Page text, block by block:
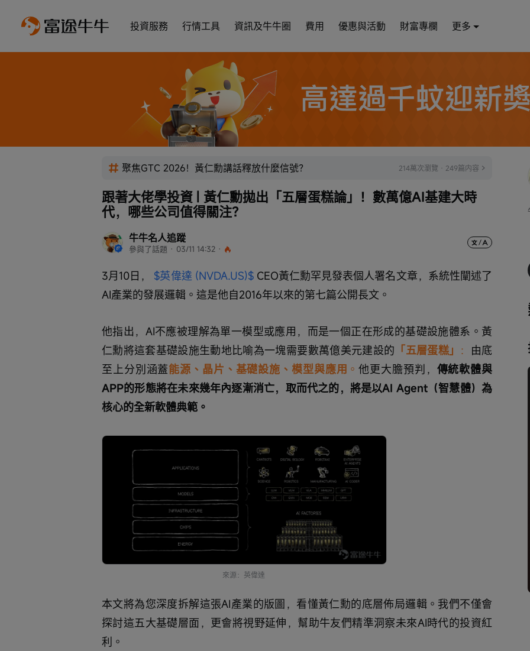
投資服務 行情工具 資訊及牛牛圈 費用 優惠與活動 財富專欄 更多
聚焦GTC 2026！黃仁勳講話釋放什麼信號？ 214萬次瀏覽 · 249篇内容
牛牛名人追蹤
參與了話題 · 03/11 14:32 ·
跟著大佬學投資 | 黃仁勳拋出「五層蛋糕論」！數萬億AI基建大時
代，哪些公司值得關注？
3月10日， $英偉達 (NVDA.US)$ CEO黃仁勳罕見發表個人署名文章，系統性闡述了
AI產業的發展邏輯。這是他自2016年以來的第七篇公開長文。
他指出，AI不應被理解為單一模型或應用，而是一個正在形成的基礎設施體系。黃
仁勳將這套基礎設施生動地比喻為一塊需要數萬億美元建設的 「五層蛋糕」 ： 由底
至上分別涵蓋能源、晶片、基礎設施、模型與應用 。他更大膽預判， 傳統軟體與
APP的形態將在未來幾年內逐漸消亡，取而代之的，將是以AI Agent（智慧體）為
核心的全新軟體典範。
來源：英偉達
本文將為您深度拆解這張AI產業的版圖，看懂黃仁勳的底層佈局邏輯。我們不僅會
探討這五大基礎層面，更會將視野延伸，幫助牛友們精準洞察未來AI時代的投資紅
利。